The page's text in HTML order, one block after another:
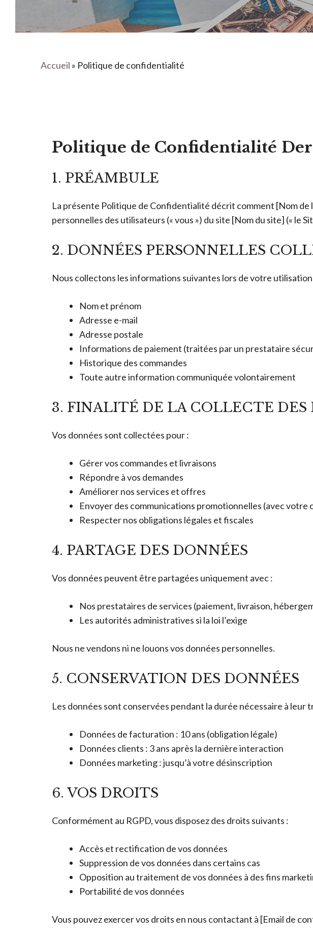
Accueil » Politique de confidentialité
Politique de Confidentialité
1. PRÉAMBULE
La présente Politique de Confidentialité décrit comment [Nom de
personnelles des utilisateurs (« vous ») du site [Nom du site] (« le
2. DONNÉES PERSONNELLES
Nous collectons les informations suivantes lors de votre utilisation
Nom et prénom
Adresse e-mail
Adresse postale
Informations de paiement (traitées par un prestataire
Historique des commandes
Toute autre information communiquée volontairement
3. FINALITÉ DE LA COLLECTE DES
Vos données sont collectées pour :
Gérer vos commandes et livraisons
Répondre à vos demandes
Améliorer nos services et offres
Envoyer des communications promotionnelles (avec votre
Respecter nos obligations légales et fiscales
4. PARTAGE DES DONNÉES
Vos données peuvent être partagées uniquement avec :
Nos prestataires de services (paiement, livraison,
Les autorités administratives si la loi l’exige
Nous ne vendons ni ne louons vos données personnelles.
5. CONSERVATION DES DONNÉES
Les données sont conservées pendant la durée nécessaire à leur
Données de facturation : 10 ans (obligation légale)
Données clients : 3 ans après la dernière interaction
Données marketing : jusqu’à votre désinscription
6. VOS DROITS
Conformément au RGPD, vous disposez des droits suivants :
Accès et rectification de vos données
Suppression de vos données dans certains cas
Opposition au traitement de vos données à des fins
Portabilité de vos données
Vous pouvez exercer vos droits en nous contactant à [Email de